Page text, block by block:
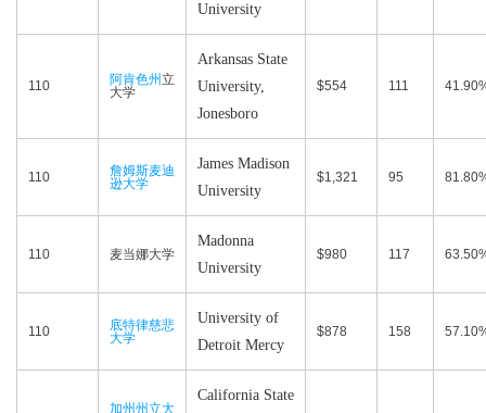
University
110 阿肯色州立
大学
Arkansas State
University,
Jonesboro
$554 111
110
詹姆斯麦迪
逊大学
James Madison
University
$1,321 95
110 麦当娜大学
Madonna
University
$980 117
110
底特律慈悲
大学
University of
Detroit Mercy
$878 158
加州州立大
California State